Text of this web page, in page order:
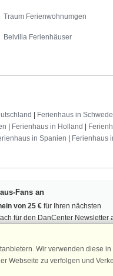
Traum Ferienwohnumgen
Belvilla Ferienhäuser
Ferienhaus in
Ferienhaus in Holland
in Spanien Ferienhaus
Fans an
von 25 € für Ihren nächsten
für den DanCenter Newsletter
Gewinnspiele und
Wir verwenden diese
Webseite zu verfolgen und